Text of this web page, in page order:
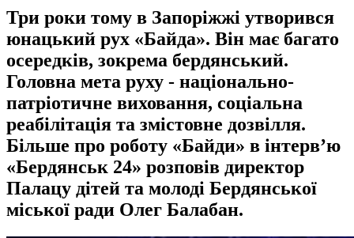
Три роки тому в Запоріжжі утворився
юнацький рух «Байда». Він має багато
осередків, зокрема бердянський.
Головна мета руху - національно-
патріотичне виховання, соціальна
реабілітація та змістовне дозвілля.
Більше про роботу «Байди» в інтервʼю
«Бердянськ 24» розповів директор
Палацу дітей та молоді Бердянської
міської ради Олег Балабан.